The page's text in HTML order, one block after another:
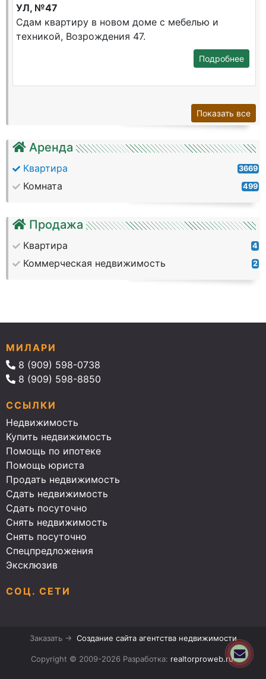
Аренда
Квартира 3669
Комната 499
Продажа
Квартира 4
Коммерческая недвижимость 2
УЛ, №47
Сдам квартиру в новом доме с мебелью и
техникой, Возрождения 47.
Подробнее
Показать все
МИЛАРИ
8 (909) 598-0738
8 (909) 598-8850
ССЫЛКИ
Недвижимость
Купить недвижимость
Помощь по ипотеке
Помощь юриста
Продать недвижимость
Сдать недвижимость
Сдать посуточно
Снять недвижимость
Снять посуточно
Спецпредложения
Эксклюзив
СОЦ. СЕТИ
Заказать → Создание сайта агентства недвижимости
Copyright © 2009-2026 Разработка: realtorproweb.ru.